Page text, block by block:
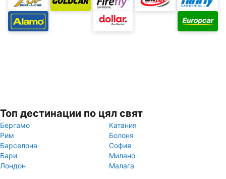
Топ дестинации по цял свят
Бергамо
Катания
Рим
Болоня
Барселона
София
Бари
Милано
Лондон
Малага